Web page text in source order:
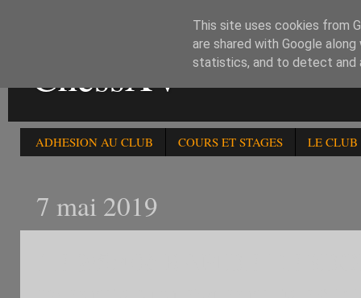
ChessXV
ADHESION AU CLUB COURS ET STAGES LE CLUB
7 mai 2019
This site uses cookies from
are shared with Google
statistics, and to detect and